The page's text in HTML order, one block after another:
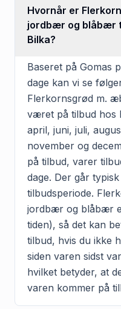
Hvornår er
jordbær og blåbær
Bilka?
Baseret på Gomas
dage kan vi se
Flerkornsgrød m.
været på tilbud hos
april, juni, juli,
november og
på tilbud, varer
dage. Der går
tilbudsperiode.
jordbær og blåbær
tiden), så det kan
tilbud, hvis du ikke
siden varen sidst
hvilket betyder, at
varen kommer på